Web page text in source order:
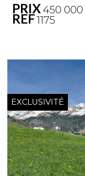
PRIX 450 000
REF1175
EXCLUSIVITÉ